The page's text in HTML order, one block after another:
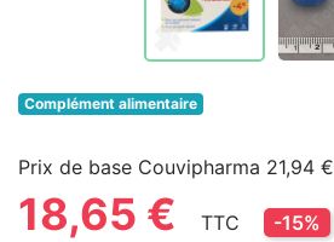
Complément alimentaire
Prix de base Couvipharma 21,94 €
18,65 € TTC -15%